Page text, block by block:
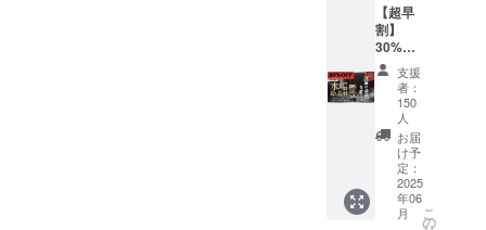
を含
む）、
マフ
ラー ☆
注意事
項☆ ・
当店は
完全予
約制と
なって
おりま
す。予
脱着洗
浄 ・タ
イヤハ
ウス内
足回り
洗浄 ・
鉄粉除
去 ・水
垢除去
・油脂
系汚れ
除去 ・
商品に
関する
内容に
限らせ
ていた
だきま
す。
時、必
ず備考
欄に掲
載をご
希望さ
れるお
名前
（企業
名）、
URL、
紹介文
（300文
【超早
割】
30%OF
F（限定
150名
様） セ
ンス
アール
「水垢
除去剤
300ml
」×1 定
価5,600
支援
者：
150
人
お届
け予
定：
2025
年06
月
こ
の